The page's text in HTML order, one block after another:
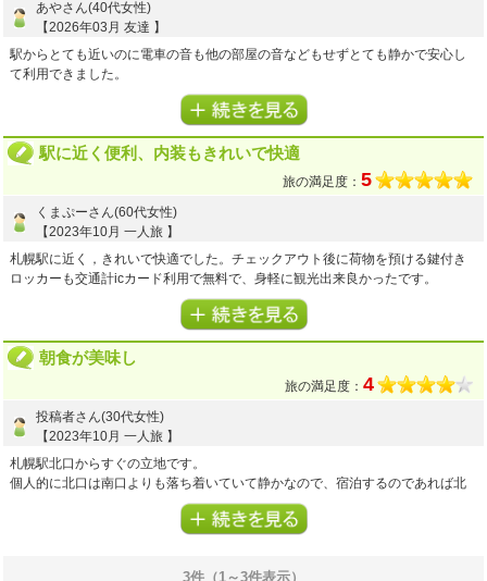
あやさん(40代女性)
【2026年03月 友達 】
駅からとても近いのに電車の音も他の部屋の音などもせずとても静かで安心し
て利用できました。
朝食も美味しいし、コーヒーも美味しかったです。
また朝食に豆乳があったのはとてもうれしかったです。ソイラテにして2杯飲み
ました。
チェックイン日とチェックアウト日の終日は1階のロッカーに無料で荷物を預け
られるので、ゆっくり刊行することもできました！
また機会があれば利用したいです。ありがとうございました。
プラン内容5点 接客・サービス
客室・アメニティ 4点 施設・設備4.5 点 食事4点
駅に近く便利、内装もきれいで快適
旅の満足度： 5
くまぷーさん(60代女性)
【2023年10月 一人旅 】
札幌駅に近く，きれいで快適でした。チェックアウト後に荷物を預ける鍵付き
ロッカーも交通計icカード利用で無料で、身軽に観光出来良かったです。
トイレと浴室はそれぞれ独立で、お風呂はバスタブも大きく洗い場もあり使い
アメニティは、必要なものだけをフロントでピックアップするシステムでSDGs
に配慮してありました。
掃除、ベットも快適で、フロントスタッフも皆さん親切でした。
また利用したいと思います。
プラン内容5点 接客・サービス
客室・アメニティ5点 施設・設備
朝食が美味し
旅の満足度： 4
投稿者さん(30代女性)
【2023年10月 一人旅 】
札幌駅北口からすぐの立地です。
個人的に北口は南口よりも落ち着いていて静かなので、宿泊するのであれば北
口のホテルが良いなと思っていたので、こちらのホテルを選びました。
資源保護やコスト削減が叫ばれている昨今、アメニティ類は充実しているとは
3件（1～3件表示）